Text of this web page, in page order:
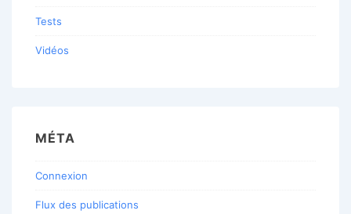
Tests
Vidéos
MÉTA
Connexion
Flux des publications